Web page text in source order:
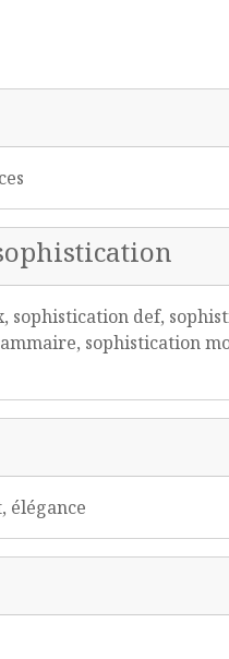
def,
sophistication
élégance